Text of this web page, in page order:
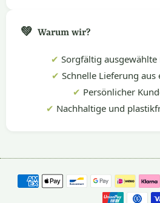
💚 Warum wir?
✔ Sorgfältig
✔ Schnelle Lieferung aus
✔ Persönlicher
✔ Nachhaltige und